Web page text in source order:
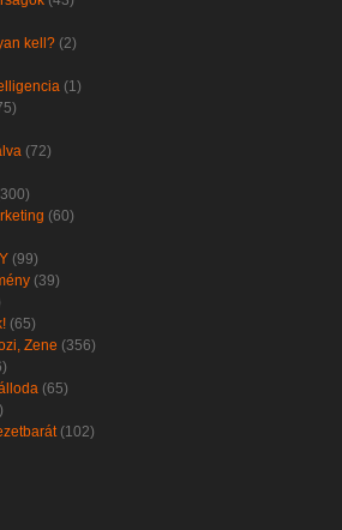
kell? (2)
(1)
(72)
(60)
(99)
(39)
(65)
Zene (356)
(65)
(102)